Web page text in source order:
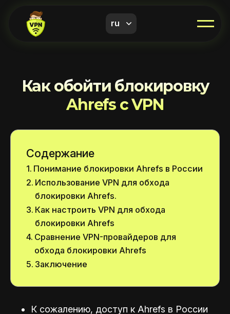
ru
Как обойти блокировку
Ahrefs с VPN
Содержание
Понимание блокировки Ahrefs в России
Использование VPN для обхода
блокировки Ahrefs.
Как настроить VPN для обхода
блокировки Ahrefs
Сравнение VPN-провайдеров для
обхода блокировки Ahrefs
Заключение
К сожалению, доступ к Ahrefs в России